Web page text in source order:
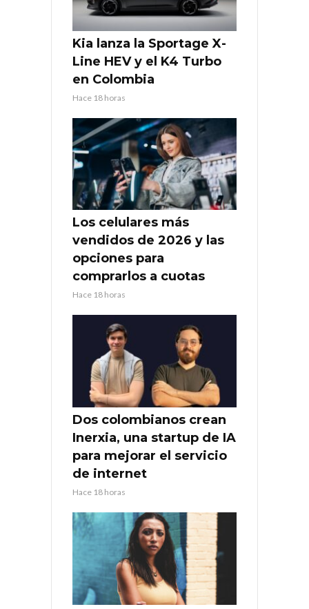
Kia lanza la Sportage X-
Line HEV y el K4 Turbo
en Colombia
Hace 18 horas
Los celulares más
vendidos de 2026 y las
opciones para
comprarlos a cuotas
Hace 18 horas
Dos colombianos crean
Inerxia, una startup de IA
para mejorar el servicio
de internet
Hace 18 horas